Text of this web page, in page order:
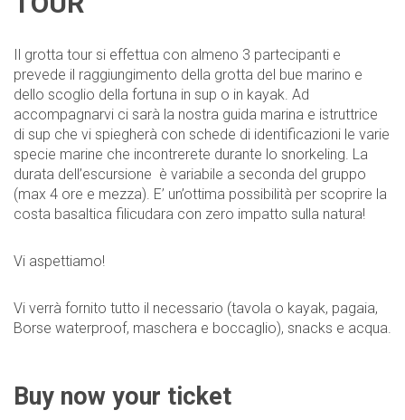
Il grotta tour si effettua con almeno 3 partecipanti e
prevede il raggiungimento della grotta del bue marino e
dello scoglio della fortuna in sup o in kayak. Ad
accompagnarvi ci sarà la nostra guida marina e istruttrice
di sup che vi spiegherà con schede di identificazioni le varie
specie marine che incontrerete durante lo snorkeling. La
durata dell’escursione è variabile a seconda del gruppo
(max 4 ore e mezza). E’ un’ottima possibilità per scoprire la
costa basaltica filicudara con zero impatto sulla natura!
Vi aspettiamo!
Vi verrà fornito tutto il necessario (tavola o kayak, pagaia,
Borse waterproof, maschera e boccaglio), snacks e acqua.
Buy now your ticket